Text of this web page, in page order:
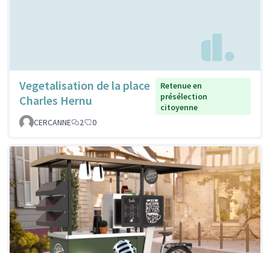
Vegetalisation de la place
Charles Hernu
Retenue en
présélection
citoyenne
CERCANNE
2 0